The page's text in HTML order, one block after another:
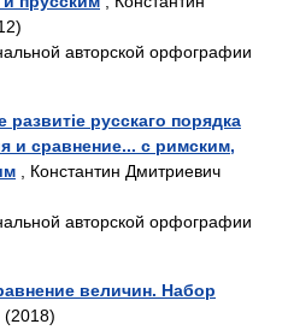
авторской орфографии
развитіе русскаго порядка
и сравнение... с римским,
, Константин Дмитриевич
авторской орфографии
величин. Набор
(2018)